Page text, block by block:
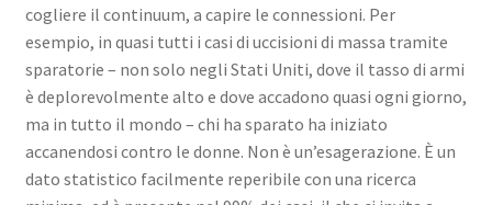
cogliere il continuum, a capire le connessioni. Per
esempio, in quasi tutti i casi di uccisioni di massa tramite
sparatorie – non solo negli Stati Uniti, dove il tasso di armi
è deplorevolmente alto e dove accadono quasi ogni giorno,
ma in tutto il mondo – chi ha sparato ha iniziato
accanendosi contro le donne. Non è un’esagerazione. È un
dato statistico facilmente reperibile con una ricerca